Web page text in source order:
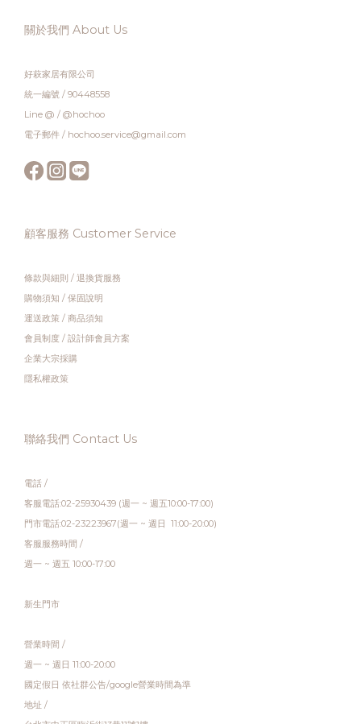
關於我們 About Us
好萩家居有限公司
統一編號 / 90448558
Line @ / @hochoo
電子郵件 / hochoo.service@gmail.com
顧客服務 Customer Service
條款與細則 / 退換貨服務
購物須知 / 保固說明
運送政策 / 商品須知
會員制度 / 設計師會員方案
企業大宗採購
隱私權政策
聯絡我們 Contact Us
電話 /
客服電話:02-25930439 (週一 ~ 週五10:00-17:00)
門市電話:02-23223967(週一 ~ 週日 11:00-20:00)
客服服務時間 /
週一 ~ 週五 10:00-17:00
新生門市
營業時間 /
週一 ~ 週日 11:00-20:00
國定假日 依社群公告/google營業時間為準
地址 /